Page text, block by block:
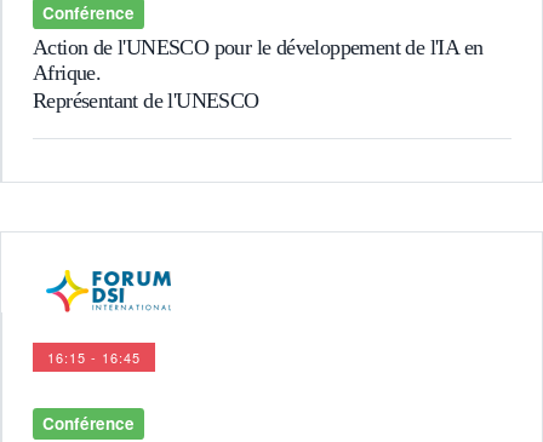
Conférence
Action de l'UNESCO pour le développement de l'IA en
Afrique.
Représentant de l'UNESCO
16:15 - 16:45
Conférence